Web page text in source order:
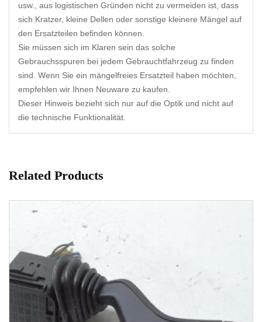
usw., aus logistischen Gründen nicht zu vermeiden ist, dass
sich Kratzer, kleine Dellen oder sonstige kleinere Mängel auf
den Ersatzteilen befinden können.
Sie müssen sich im Klaren sein das solche
Gebrauchsspuren bei jedem Gebrauchtfahrzeug zu finden
sind. Wenn Sie ein mängelfreies Ersatzteil haben möchten,
empfehlen wir Ihnen Neuware zu kaufen.
Dieser Hinweis bezieht sich nur auf die Optik und nicht auf
die technische Funktionalität.
Related Products